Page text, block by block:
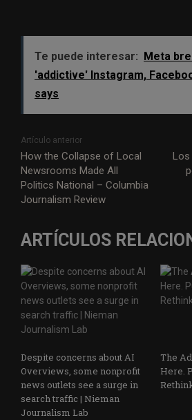
Te puede interesar: Meta
'addictive' Instagram,
says
Artículo anterior
How the Collapse of Local
Newsrooms Made All
Politics National – Columbia
Journalism Review
Los
ARTÍCULOS
Despite concerns about AI
Overviews, some nonprofit
news outlets see a surge in
search traffic | Nieman
Journalism Lab
The
Here.